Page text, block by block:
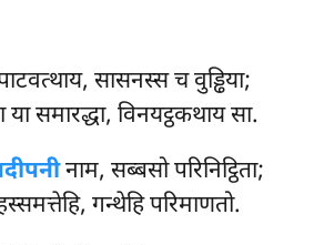
सासनस्स च वुड्ढिया;
समारद्धा, विनयट्ठकथाय सा.
नाम, सब्बसो परिनिट्ठिता;
गन्थेहि परिमाणतो.